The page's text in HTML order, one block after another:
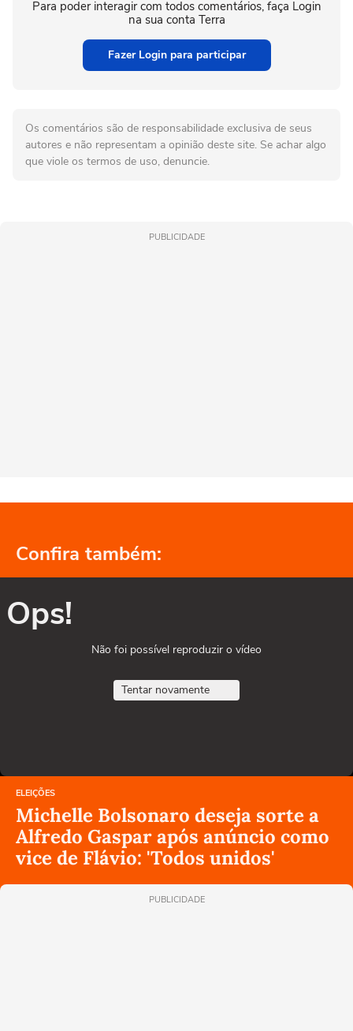
Para poder interagir com todos comentários, faça Login
na sua conta Terra
Fazer Login para participar
Os comentários são de responsabilidade exclusiva de seus
autores e não representam a opinião deste site. Se achar algo
que viole os termos de uso, denuncie.
PUBLICIDADE
Confira também:
Ops!
Não foi possível reproduzir o vídeo
Tentar novamente
ELEIÇÕES
Michelle Bolsonaro deseja sorte a
Alfredo Gaspar após anúncio como
vice de Flávio: 'Todos unidos'
PUBLICIDADE